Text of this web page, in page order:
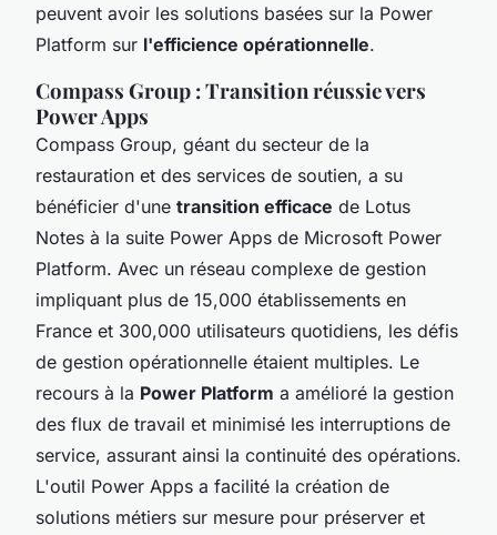
peuvent avoir les solutions basées sur la Power
Platform sur l'efficience opérationnelle.
Compass Group : Transition réussie vers
Power Apps
Compass Group, géant du secteur de la
restauration et des services de soutien, a su
bénéficier d'une transition efficace de Lotus
Notes à la suite Power Apps de Microsoft Power
Platform. Avec un réseau complexe de gestion
impliquant plus de 15,000 établissements en
France et 300,000 utilisateurs quotidiens, les défis
de gestion opérationnelle étaient multiples. Le
recours à la Power Platform a amélioré la gestion
des flux de travail et minimisé les interruptions de
service, assurant ainsi la continuité des opérations.
L'outil Power Apps a facilité la création de
solutions métiers sur mesure pour préserver et